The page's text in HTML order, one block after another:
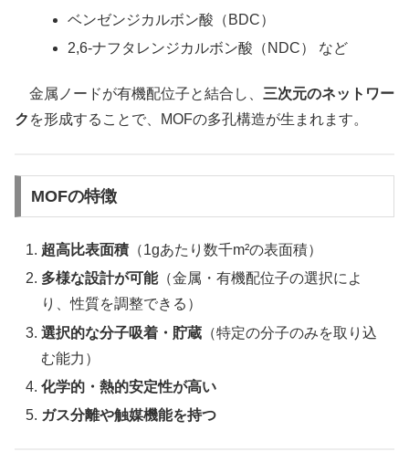
ベンゼンジカルボン酸（BDC）
2,6-ナフタレンジカルボン酸（NDC） など
金属ノードが有機配位子と結合し、 三次元のネットワー
ク を形成することで、MOFの多孔構造が生まれます。
MOFの特徴
超高比表面積 （1gあたり数千m²の表面積）
多様な設計が可能（金属・有機配位子の選択によ
り、性質を調整できる）
選択的な分子吸着・貯蔵 （特定の分子のみを取り込
む能力）
化学的・熱的安定性が高い
ガス分離や触媒機能を持つ